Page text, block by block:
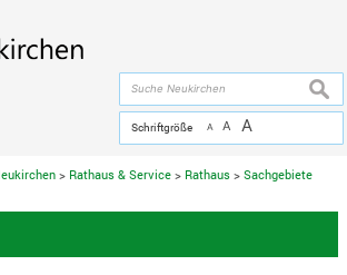
Schriftgröße A A A
> Rathaus & Service > Rathaus >Sachgebiete